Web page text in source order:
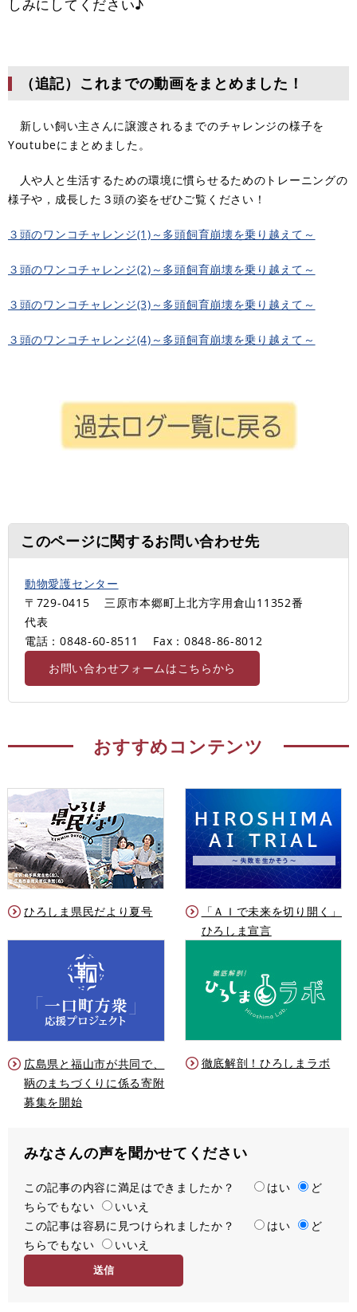
しみにしてください♪
（追記）これまでの動画をまとめました！
新しい飼い主さんに譲渡されるまでのチャレンジの様子を
Youtubeにまとめました。
人や人と生活するための環境に慣らせるためのトレーニングの
様子や，成長した３頭の姿をぜひご覧ください！
３頭のワンコチャレンジ(1)～多頭飼育崩壊を乗り越えて～
３頭のワンコチャレンジ(2)～多頭飼育崩壊を乗り越えて～
３頭のワンコチャレンジ(3)～多頭飼育崩壊を乗り越えて～
３頭のワンコチャレンジ(4)～多頭飼育崩壊を乗り越えて～
このページに関するお問い合わせ先
動物愛護センター
〒729-0415
三原市本郷町上北方字用倉山11352番
代表
電話：0848-60-8511
Fax：0848-86-8012
お問い合わせフォームはこちらから
おすすめコンテンツ
ひろしま県民だより夏号
「ＡＩで未来を切り開く」
ひろしま宣言
広島県と福山市が共同で、
鞆のまちづくりに係る寄附
募集を開始
徹底解剖！ひろしまラボ
みなさんの声を聞かせてください
満
足
度
この記事の内容に満足はできましたか？ はい
ど
ちらでもない
いいえ
容
易
この記事は容易に見つけられましたか？ はい
ど
ちらでもない
いいえ